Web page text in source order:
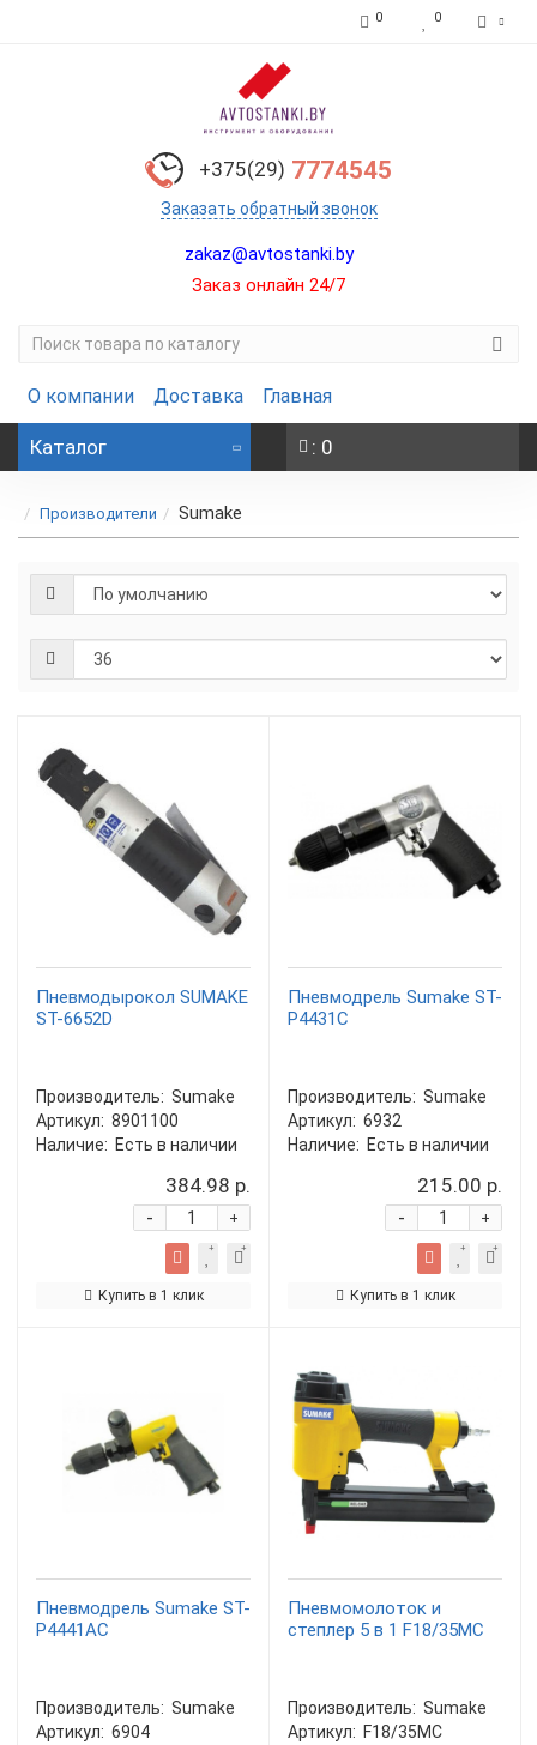
0 0
+375(29) 7774545
Заказать обратный звонок
zakaz@avtostanki.by
Заказ онлайн 24/7
О компании Доставка Главная
Каталог : 0
Производители Sumake
Пневмодырокол SUMAKE
ST-6652D
Производитель: Sumake
Артикул: 8901100
Наличие: Есть в наличии
384.98 р.
+
-
Купить в 1 клик
Пневмодрель Sumake ST-
P4431C
Производитель: Sumake
Артикул: 6932
Наличие: Есть в наличии
215.00 р.
+
-
Купить в 1 клик
Пневмодрель Sumake ST-
P4441AC
Производитель: Sumake
Артикул: 6904
Пневмомолоток и
степлер 5 в 1 F18/35MC
Производитель: Sumake
Артикул: F18/35MC